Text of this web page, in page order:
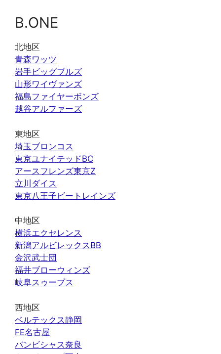
B.ONE
北地区
青森ワッツ
岩手ビッグブルズ
山形ワイヴァンズ
福島ファイヤーボンズ
越谷アルファーズ
東地区
埼玉ブロンコス
東京ユナイテッドBC
アースフレンズ東京Z
立川ダイス
東京八王子ビートレインズ
中地区
横浜エクセレンス
新潟アルビレックスBB
金沢武士団
福井ブローウィンズ
岐阜スゥープス
西地区
ベルテックス静岡
FE名古屋
バンビシャス奈良